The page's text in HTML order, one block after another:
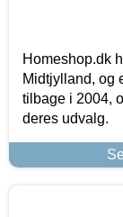
Homeshop.dk
Midtjylland, og
tilbage i 2004,
deres udvalg.